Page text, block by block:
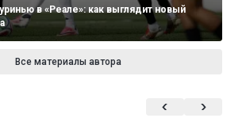
в «Реале»: как выглядит новый
Все материалы автора